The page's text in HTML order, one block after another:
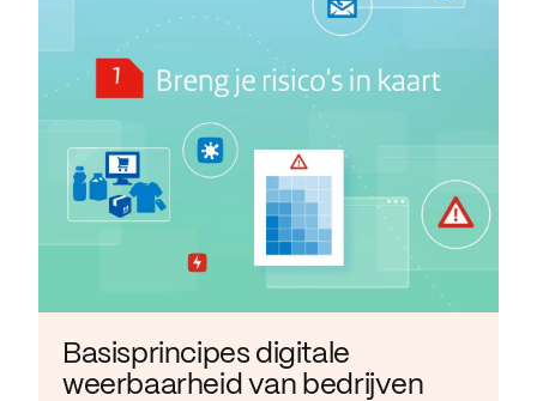
Basisprincipes digitale
weerbaarheid van bedrijven